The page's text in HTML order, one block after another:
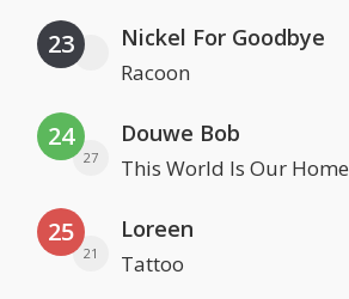
23 Nickel For Goodbye
Racoon
24
27
Douwe Bob
This World Is Our Home
25
21
Loreen
Tattoo